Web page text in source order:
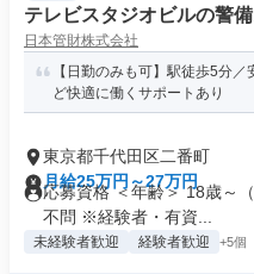
テレビスタジオビルの警
日本管財株式会社
【日勤のみも可】駅徒歩5分
ど快適に働くサポートあり
東京都千代田区二番町
月給25万円～27万円
応募資格 ＜年齢＞ 18歳～
不問 ※経験者・有資...
未経験者歓迎 経験者歓迎 +5個